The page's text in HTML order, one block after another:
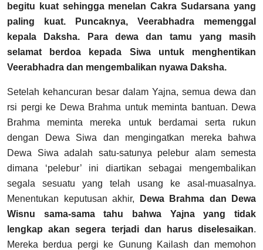
begitu kuat sehingga menelan Cakra Sudarsana yang
paling kuat. Puncaknya, Veerabhadra memenggal
kepala Daksha. Para dewa dan tamu yang masih
selamat berdoa kepada Siwa untuk menghentikan
Veerabhadra dan mengembalikan nyawa Daksha.
Setelah kehancuran besar dalam Yajna, semua dewa dan
rsi pergi ke Dewa Brahma untuk meminta bantuan. Dewa
Brahma meminta mereka untuk berdamai serta rukun
dengan Dewa Siwa dan mengingatkan mereka bahwa
Dewa Siwa adalah satu-satunya pelebur alam semesta
dimana ‘pelebur’ ini diartikan sebagai mengembalikan
segala sesuatu yang telah usang ke asal-muasalnya.
Menentukan keputusan akhir,
Dewa Brahma dan Dewa
Wisnu sama-sama tahu bahwa Yajna yang tidak
lengkap akan segera terjadi dan harus diselesaikan.
Mereka berdua pergi ke Gunung Kailash dan memohon